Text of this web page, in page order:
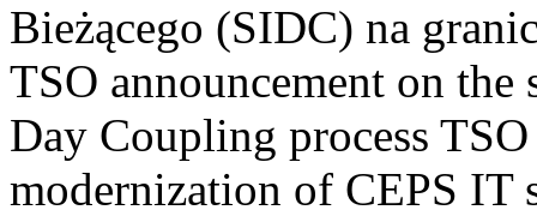
Bieżącego (SIDC) na
TSO announcement on
Day Coupling process
modernization of CEPS IT